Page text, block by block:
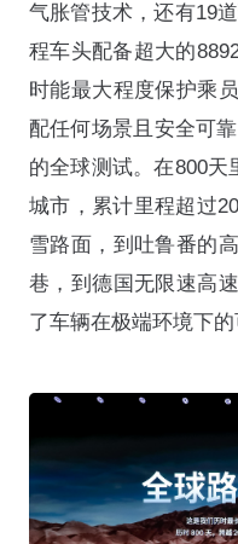
气胀管技术，还有19
程车头配备超大的
时能最大程度保护乘
配任何场景且安全可
的全球测试。在800天
城市，累计里程超过
雪路面，到吐鲁番的
巷，到德国无限速高
了车辆在极端环境下的